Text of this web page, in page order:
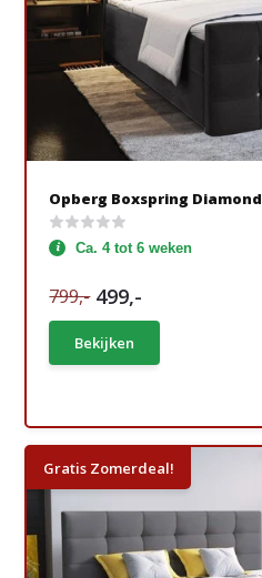
Opberg Boxspring Diamond
Ca. 4 tot 6 weken
799,- 499,-
Bekijken
Gratis Zomerdeal!